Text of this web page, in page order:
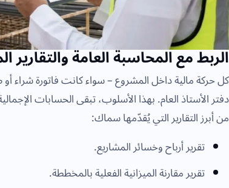
الربط مع المحاسبة العامة والتقارير
كل حركة مالية داخل المشروع – سواء كانت فاتورة
دفتر الأستاذ العام. بهذا الأسلوب، تبقى الحسابات
من أبرز التقارير التي يُقدّمها سماك:
تقرير أرباح وخسائر المشاريع.
تقرير مقارنة الميزانية الفعلية بالمخططة.